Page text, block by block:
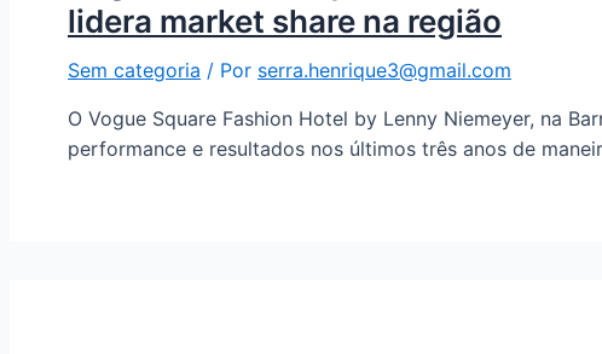
lidera market share na região
Sem categoria / Por serra.henrique3@gmail.com
O Vogue Square Fashion Hotel by Lenny Niemeyer, na
performance e resultados nos últimos três anos de